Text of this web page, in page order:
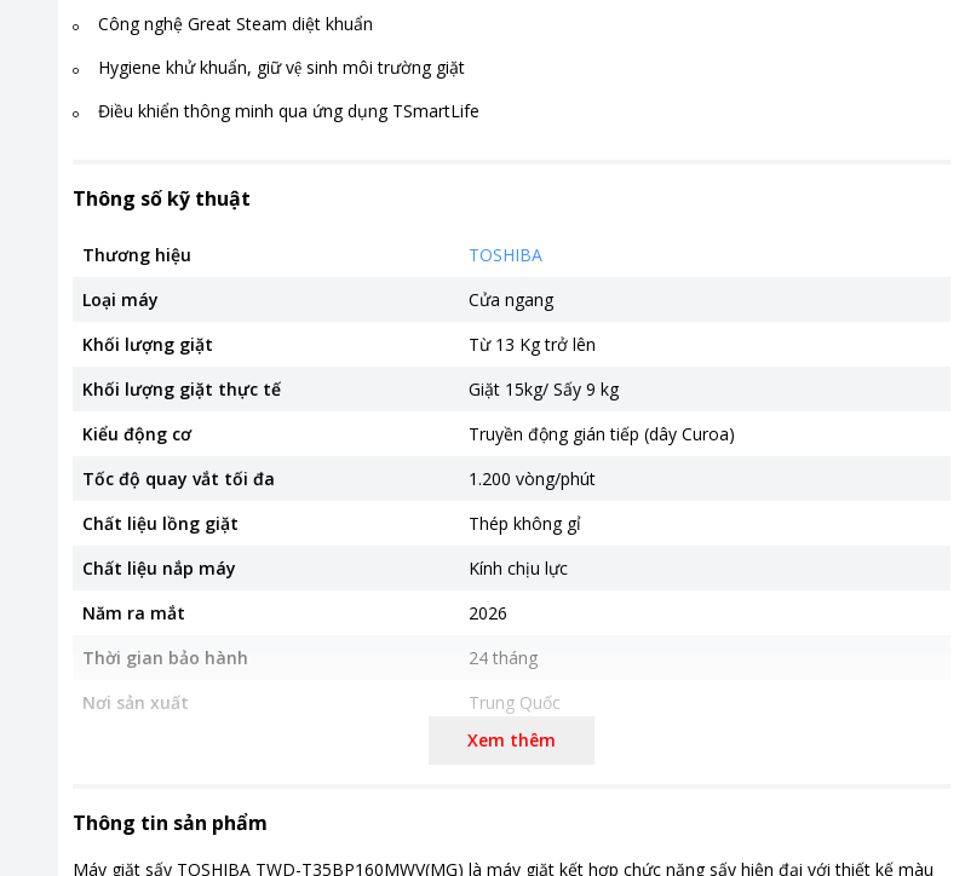
Công nghệ Great Steam diệt khuẩn
Hygiene khử khuẩn, giữ vệ sinh môi trường giặt
Điều khiển thông minh qua ứng dụng TSmartLife
Thông số kỹ thuật
Thương hiệu
TOSHIBA
Loại máy
Cửa ngang
Khối lượng giặt
Từ 13 Kg trở lên
Khối lượng giặt thực tế
Giặt 15kg/ Sấy 9 kg
Kiểu động cơ
Truyền động gián tiếp (dây Curoa)
Tốc độ quay vắt tối đa
1.200 vòng/phút
Chất liệu lồng giặt
Thép không gỉ
Chất liệu nắp máy
Kính chịu lực
Năm ra mắt
2026
Thời gian bảo hành
24 tháng
Nơi sản xuất
Trung Quốc
Hiệu suất năng lượng 9,3Wh/kg
Kích thước, khối lượng
Xem thêm
Thông tin sản phẩm
Máy giặt sấy TOSHIBA TWD-T35BP160MWV(MG) là máy giặt kết hợp chức năng sấy hiện đại với thiết kế màu